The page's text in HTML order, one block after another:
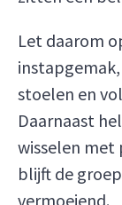
Let daarom
stoelen en
Daarnaast
wisselen met
blijft de
vermoeiend.